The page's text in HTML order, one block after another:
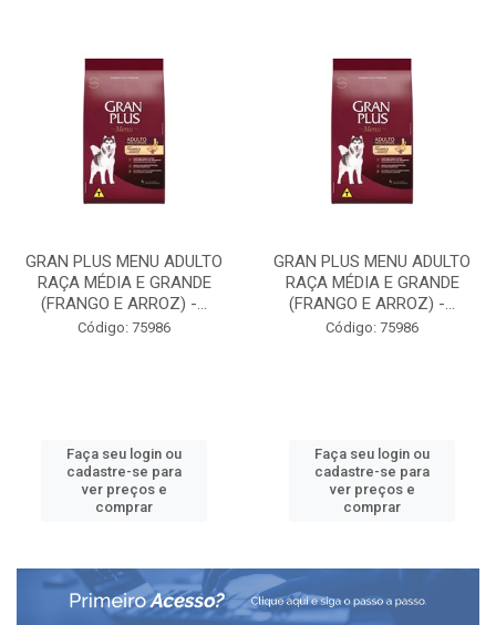
GRAN PLUS MENU ADULTO
RAÇA MÉDIA E GRANDE
(FRANGO E ARROZ) -...
Código: 75986
Faça seu login ou
cadastre-se para
ver preços e
comprar
GRAN PLUS MENU ADULTO
RAÇA MÉDIA E GRANDE
(FRANGO E ARROZ) -...
Código: 75986
Faça seu login ou
cadastre-se para
ver preços e
comprar